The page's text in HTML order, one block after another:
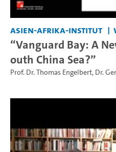
Asien-Afrika-Institut
“Vanguard Bay: A
outh China Sea?”
Prof. Dr. Thomas Engelbert, Dr.